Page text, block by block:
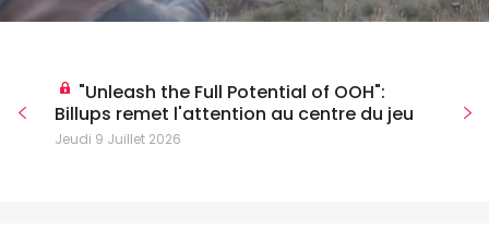
"Unleash the Full Potential of OOH":
Billups remet l'attention au centre du jeu
Jeudi 9 Juillet 2026